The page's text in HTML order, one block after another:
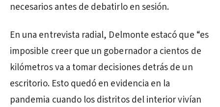
necesarios antes de debatirlo en sesión.
En una entrevista radial, Delmonte estacó que “es
imposible creer que un gobernador a cientos de
kilómetros va a tomar decisiones detrás de un
escritorio. Esto quedó en evidencia en la
pandemia cuando los distritos del interior vivían